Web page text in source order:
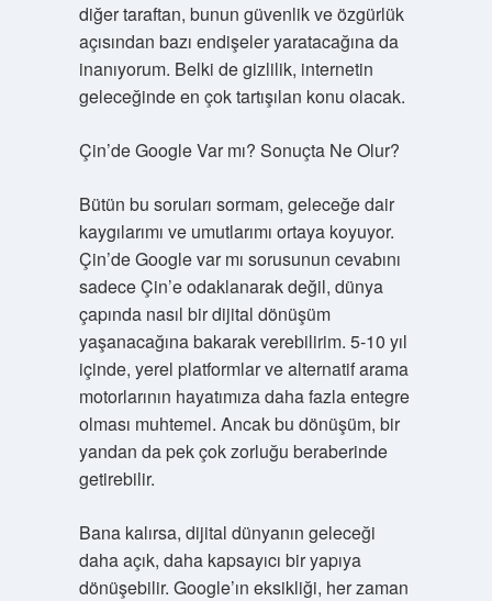
diğer taraftan, bunun güvenlik ve özgürlük
açısından bazı endişeler yaratacağına da
inanıyorum. Belki de gizlilik, internetin
geleceğinde en çok tartışılan konu olacak.
Çin’de Google Var mı? Sonuçta Ne Olur?
Bütün bu soruları sormam, geleceğe dair
kaygılarımı ve umutlarımı ortaya koyuyor.
Çin’de Google var mı sorusunun cevabını
sadece Çin’e odaklanarak değil, dünya
çapında nasıl bir dijital dönüşüm
yaşanacağına bakarak verebilirim. 5-10 yıl
içinde, yerel platformlar ve alternatif arama
motorlarının hayatımıza daha fazla entegre
olması muhtemel. Ancak bu dönüşüm, bir
yandan da pek çok zorluğu beraberinde
getirebilir.
Bana kalırsa, dijital dünyanın geleceği
daha açık, daha kapsayıcı bir yapıya
dönüşebilir. Google’ın eksikliği, her zaman